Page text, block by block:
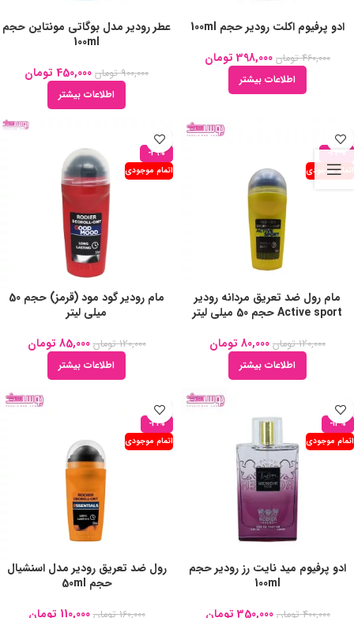
ادو پرفیوم اکلت رودیر حجم 100ml
460,000 تومان 398,000 تومان
اطلاعات بیشتر
عطر رودیر مدل بوگاتی مونتاین حجم
100ml
900,000 تومان 450,000 تومان
اطلاعات بیشتر
-33%
اتمام موجودی
مام رول ضد تعریق مردانه رودیر
Active sport حجم 50 میلی لیتر
120,000 تومان 80,000 تومان
اطلاعات بیشتر
-29%
اتمام موجودی
مام رودیر گود مود (قرمز) حجم 50
میلی لیتر
120,000 تومان 85,000 تومان
اطلاعات بیشتر
-13%
اتمام موجودی
ادو پرفیوم مید نایت رز رودیر حجم
100ml
400,000 تومان 350,000 تومان
-31%
اتمام موجودی
رول ضد تعریق رودیر مدل اسنشیال
حجم 50ml
160,000 تومان 110,000 تومان